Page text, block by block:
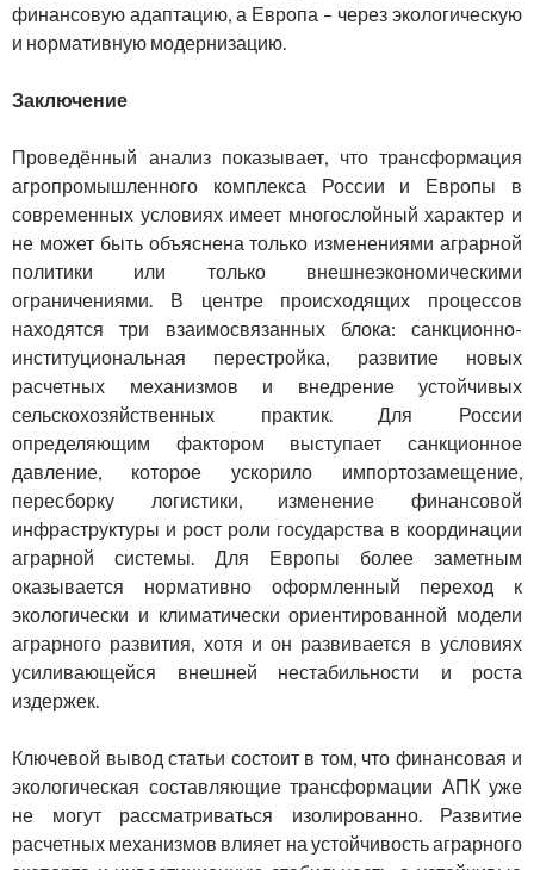
финансовую адаптацию, а Европа – через экологическую
и нормативную модернизацию.
Заключение
Проведённый анализ показывает, что трансформация
агропромышленного комплекса России и Европы в
современных условиях имеет многослойный характер и
не может быть объяснена только изменениями аграрной
политики или только внешнеэкономическими
ограничениями. В центре происходящих процессов
находятся три взаимосвязанных блока: санкционно-
институциональная перестройка, развитие новых
расчетных механизмов и внедрение устойчивых
сельскохозяйственных практик. Для России
определяющим фактором выступает санкционное
давление, которое ускорило импортозамещение,
пересборку логистики, изменение финансовой
инфраструктуры и рост роли государства в координации
аграрной системы. Для Европы более заметным
оказывается нормативно оформленный переход к
экологически и климатически ориентированной модели
аграрного развития, хотя и он развивается в условиях
усиливающейся внешней нестабильности и роста
издержек.
Ключевой вывод статьи состоит в том, что финансовая и
экологическая составляющие трансформации АПК уже
не могут рассматриваться изолированно. Развитие
расчетных механизмов влияет на устойчивость аграрного